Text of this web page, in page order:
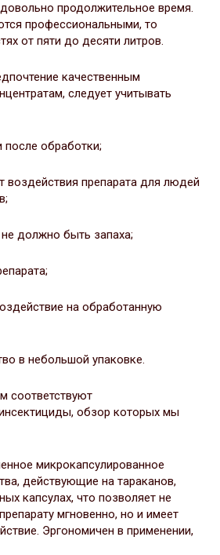
продолжительное время.
профессиональными, то
от пяти до десяти литров.
качественным
следует учитывать
после обработки;
препарата для людей
должно быть запаха;
на обработанную
в небольшой упаковке.
соответствуют
обзор которых мы
микрокапсулированное
действующие на тараканов,
капсулах, что позволяет не
мгновенно, но и имеет
Эргономичен в применении,